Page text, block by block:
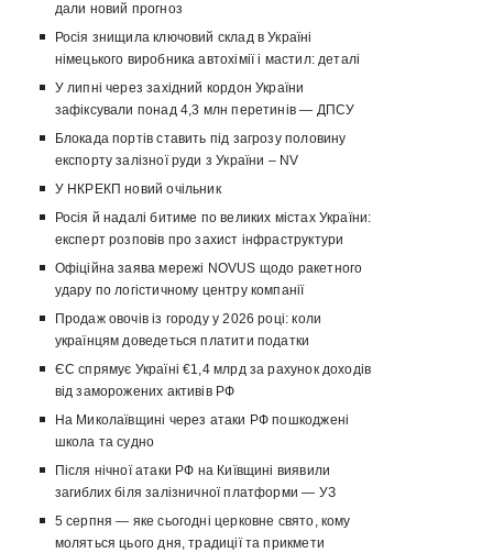
дали новий прогноз
Росія знищила ключовий склад в Україні
німецького виробника автохімії і мастил: деталі
У липні через західний кордон України
зафіксували понад 4,3 млн перетинів — ДПСУ
Блокада портів ставить під загрозу половину
експорту залізної руди з України – NV
У НКРЕКП новий очільник
Росія й надалі битиме по великих містах України:
експерт розповів про захист інфраструктури
Офіційна заява мережі NOVUS щодо ракетного
удару по логістичному центру компанії
Продаж овочів із городу у 2026 році: коли
українцям доведеться платити податки
ЄС спрямує Україні €1,4 млрд за рахунок доходів
від заморожених активів РФ
На Миколаївщині через атаки РФ пошкоджені
школа та судно
Після нічної атаки РФ на Київщині виявили
загиблих біля залізничної платформи — УЗ
5 серпня — яке сьогодні церковне свято, кому
моляться цього дня, традиції та прикмети